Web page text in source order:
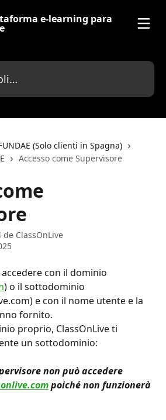
(Solo clienti in Spagna)
Accesso come Supervisore
de ClassOnLive
con il dominio
) o il sottodominio
e con il nome utente e la
fornito.
proprio, ClassOnLive ti
un sottodominio:
non può accedere
poiché non funzionerà